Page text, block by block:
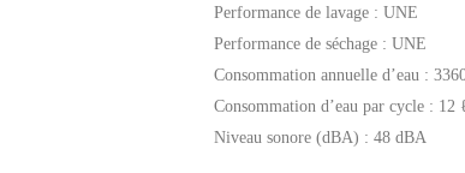
Performance de lavage : UNE
Performance de séchage : UNE
Consommation annuelle d’eau :
Consommation d’eau par cycle : 12
Niveau sonore (dBA) : 48 dBA